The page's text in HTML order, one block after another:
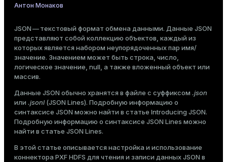
Запись JSON-файла с однострочными полями
Светлая Сепия
Антон Монаков
JSON — текстовый формат обмена данными. Данные JSON
представляют собой коллекцию объектов, каждый из
которых является набором неупорядоченных пар имя/
значение. Значением может быть строка, число,
логическое значение, null, а также вложенный объект или
массив.
Данные JSON обычно хранятся в файле с суффиксом .json
или .jsonl(JSON Lines). Подробную информацию о
синтаксисе JSON можно найти в статье Introducing JSON.
Подробную информацию о синтаксисе JSON Lines можно
найти в статье JSON Lines.
В этой статье описывается настройка и использование
коннектора PXF HDFS для чтения и записи данных JSON в